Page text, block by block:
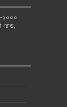
১০০০
রোড,